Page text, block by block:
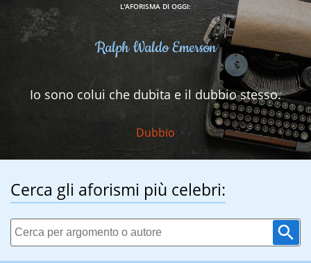
L'AFORISMA DI OGGI:
Ralph Waldo Emerson
Io sono colui che dubita e il dubbio stesso.
Dubbio
Cerca gli aforismi più celebri: